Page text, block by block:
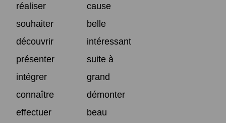
réaliser
cause
souhaiter
belle
découvrir
intéressant
présenter
suite à
intégrer
grand
connaître
démonter
effectuer
beau